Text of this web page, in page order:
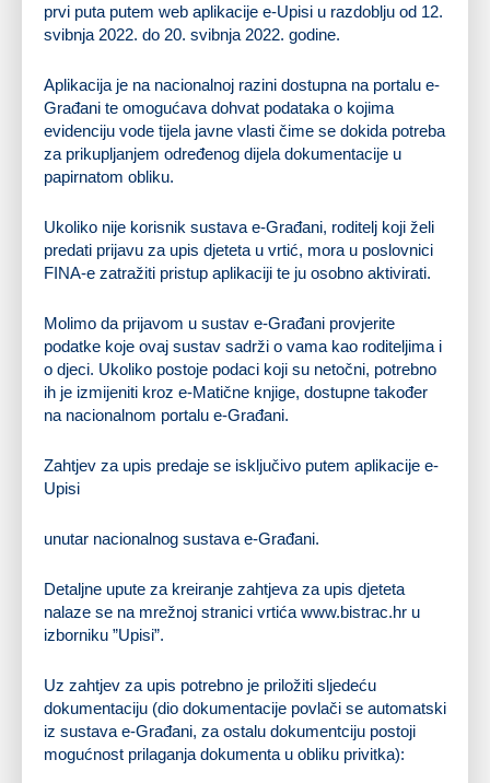
prvi puta putem web aplikacije e-Upisi u razdoblju od 12.
svibnja 2022. do 20. svibnja 2022. godine.
Aplikacija je na nacionalnoj razini dostupna na portalu e-
Građani te omogućava dohvat podataka o kojima
evidenciju vode tijela javne vlasti čime se dokida potreba
za prikupljanjem određenog dijela dokumentacije u
papirnatom obliku.
Ukoliko nije korisnik sustava e-Građani, roditelj koji želi
predati prijavu za upis djeteta u vrtić, mora u poslovnici
FINA-e zatražiti pristup aplikaciji te ju osobno aktivirati.
Molimo da prijavom u sustav e-Građani provjerite
podatke koje ovaj sustav sadrži o vama kao roditeljima i
o djeci. Ukoliko postoje podaci koji su netočni, potrebno
ih je izmijeniti kroz e-Matične knjige, dostupne također
na nacionalnom portalu e-Građani.
Zahtjev za upis predaje se isključivo putem aplikacije e-
Upisi
unutar nacionalnog sustava e-Građani.
Detaljne upute za kreiranje zahtjeva za upis djeteta
nalaze se na mrežnoj stranici vrtića www.bistrac.hr u
izborniku ”Upisi”.
Uz zahtjev za upis potrebno je priložiti sljedeću
dokumentaciju (dio dokumentacije povlači se automatski
iz sustava e-Građani, za ostalu dokumentciju postoji
mogućnost prilaganja dokumenta u obliku privitka):